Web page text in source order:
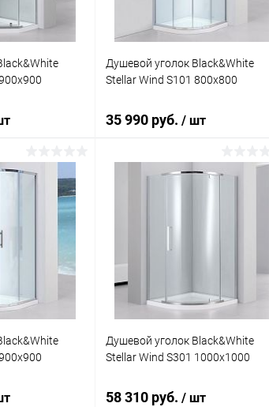
Сравнение
Душевой уголок Black&White
Stellar Wind S101 800х800
35 990 руб. / шт
Купить в 1 клик
В избранное
Душевой уголок Black&White
Stellar Wind S301 1000х1000
58 310 руб. / шт